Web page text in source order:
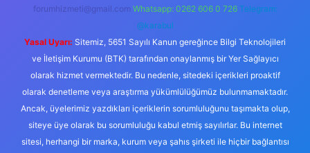
forumhizmeti@gmail.com Whatsapp: 0262 606 0 726 Telegram:
@karabul
Yasal Uyarı: Sitemiz, 5651 Sayılı Kanun gereğince Bilgi Teknolojileri
ve İletişim Kurumu (BTK) tarafından onaylanmış bir Yer Sağlayıcı
olarak hizmet vermektedir. Bu nedenle, sitedeki içerikleri proaktif
olarak denetleme veya araştırma yükümlülüğümüz bulunmamaktadır.
Ancak, üyelerimiz yazdıkları içeriklerin sorumluluğunu taşımakta olup,
siteye üye olarak bu sorumluluğu kabul etmiş sayılırlar. Bu internet
sitesi, herhangi bir marka, kurum veya şahıs şirketi ile hiçbir bağlantısı